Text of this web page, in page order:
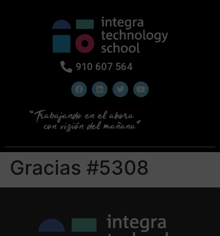
910 607 564
Gracias #5308